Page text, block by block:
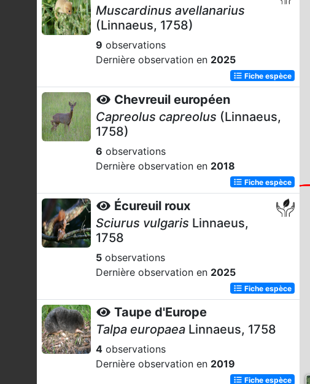
Muscardinus avellanarius
(Linnaeus, 1758)
9 observations
Dernière observation en 2025
Fiche espèce
Chevreuil européen
Capreolus capreolus (Linnaeus,
1758)
6 observations
Dernière observation en 2018
Fiche espèce
Écureuil roux
Sciurus vulgaris Linnaeus,
1758
5 observations
Dernière observation en 2025
Fiche espèce
Taupe d'Europe
Talpa europaea Linnaeus, 1758
4 observations
Dernière observation en 2019
Fiche espèce